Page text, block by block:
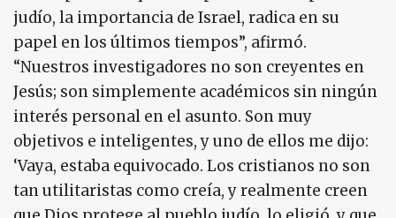
judío, la importancia de Israel, radica en su
papel en los últimos tiempos”, afirmó.
“Nuestros investigadores no son creyentes en
Jesús; son simplemente académicos sin ningún
interés personal en el asunto. Son muy
objetivos e inteligentes, y uno de ellos me dijo:
‘Vaya, estaba equivocado. Los cristianos no son
tan utilitaristas como creía, y realmente creen